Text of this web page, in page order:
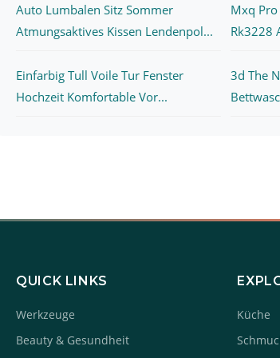
Auto Lumbalen Sitz Sommer
Atmungsaktives Kissen Lendenpol...
Mxq
Rk3228
Einfarbig Tull Voile Tur Fenster
Hochzeit Komfortable Vor...
3d The
QUICK LINKS
Werkzeuge
Beauty & Gesundheit
Küche